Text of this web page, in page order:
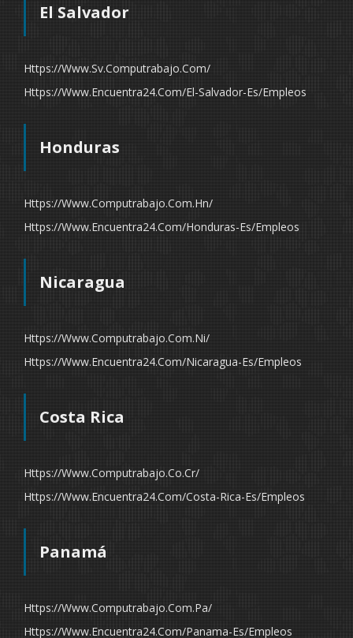
El Salvador
Https://www.sv.computrabajo.com/
Https://www.encuentra24.com/el-Salvador-Es/empleos
Honduras
Https://www.computrabajo.com.hn/
Https://www.encuentra24.com/honduras-Es/empleos
Nicaragua
Https://www.computrabajo.com.ni/
Https://www.encuentra24.com/nicaragua-Es/empleos
Costa Rica
Https://www.computrabajo.co.cr/
Https://www.encuentra24.com/costa-Rica-Es/empleos
Panamá
Https://www.computrabajo.com.pa/
Https://www.encuentra24.com/panama-Es/empleos